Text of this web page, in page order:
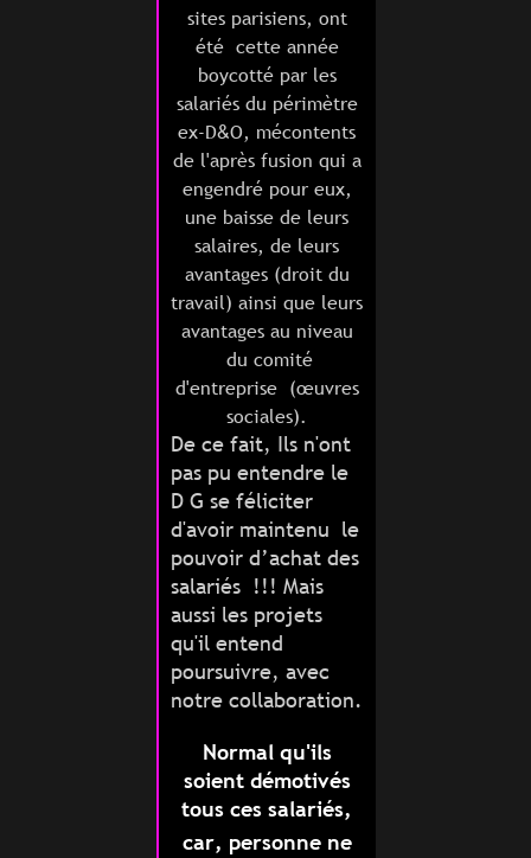
sites parisiens, ont
été cette année
boycotté par les
salariés du périmètre
ex-D&O, mécontents
de l'après fusion qui a
engendré pour eux,
une baisse de leurs
salaires, de leurs
avantages (droit du
travail) ainsi que leurs
avantages au niveau
du comité
d'entreprise (œuvres
sociales).
De ce fait, Ils n'ont
pas pu entendre le
D G se féliciter
d'avoir maintenu le
pouvoir d’achat des
salariés !!! Mais
aussi les projets
qu'il entend
poursuivre, avec
notre collaboration.
Normal qu'ils
soient démotivés
tous ces salariés,
car, personne ne